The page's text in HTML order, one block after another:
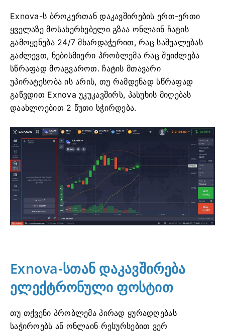
Exnova-ს ბროკერთან დაკავშირების ერთ-ერთი
ყველაზე მოსახერხებელი გზაა ონლაინ ჩატის
გამოყენება 24/7 მხარდაჭერით, რაც საშუალებას
გაძლევთ, ნებისმიერი პრობლემა რაც შეიძლება
სწრაფად მოაგვაროთ. ჩატის მთავარი
უპირატესობა ის არის, თუ რამდენად სწრაფად
გაწვდით Exnova უკუკავშირს, პასუხის მიღებას
დაახლოებით 2 წუთი სჭირდება.
Exnova-სთან დაკავშირება
ელექტრონული ფოსტით
თუ თქვენი პრობლემა პირად ყურადღებას
საჭიროებს ან ონლაინ რესურსებით ვერ